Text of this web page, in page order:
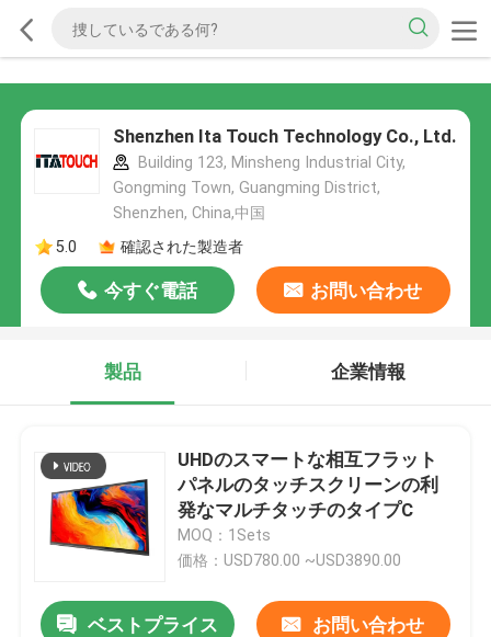
Shenzhen Ita Touch Technology Co., Ltd.
Building 123, Minsheng Industrial City,
Gongming Town, Guangming District,
Shenzhen, China,中国
5.0
確認された製造者
今すぐ電話 お問い合わせ
製品 企業情報
UHDのスマートな相互フラット
パネルのタッチスクリーンの利
発なマルチタッチのタイプC
MOQ：1Sets
価格：USD780.00 ~USD3890.00
ベストプライス お問い合わせ